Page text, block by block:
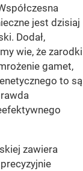
jest dzisiaj
Dodał,
wie, że zarodki
gamet,
to są
zawiera